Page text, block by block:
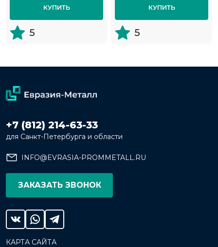
КУПИТЬ
5
КУПИТЬ
5
+7 (812) 214-63-33
для Санкт-Петербурга и области
INFO@EVRASIA-PROMMETALL.RU
ЗАКАЗАТЬ ЗВОНОК
КАРТА САЙТА